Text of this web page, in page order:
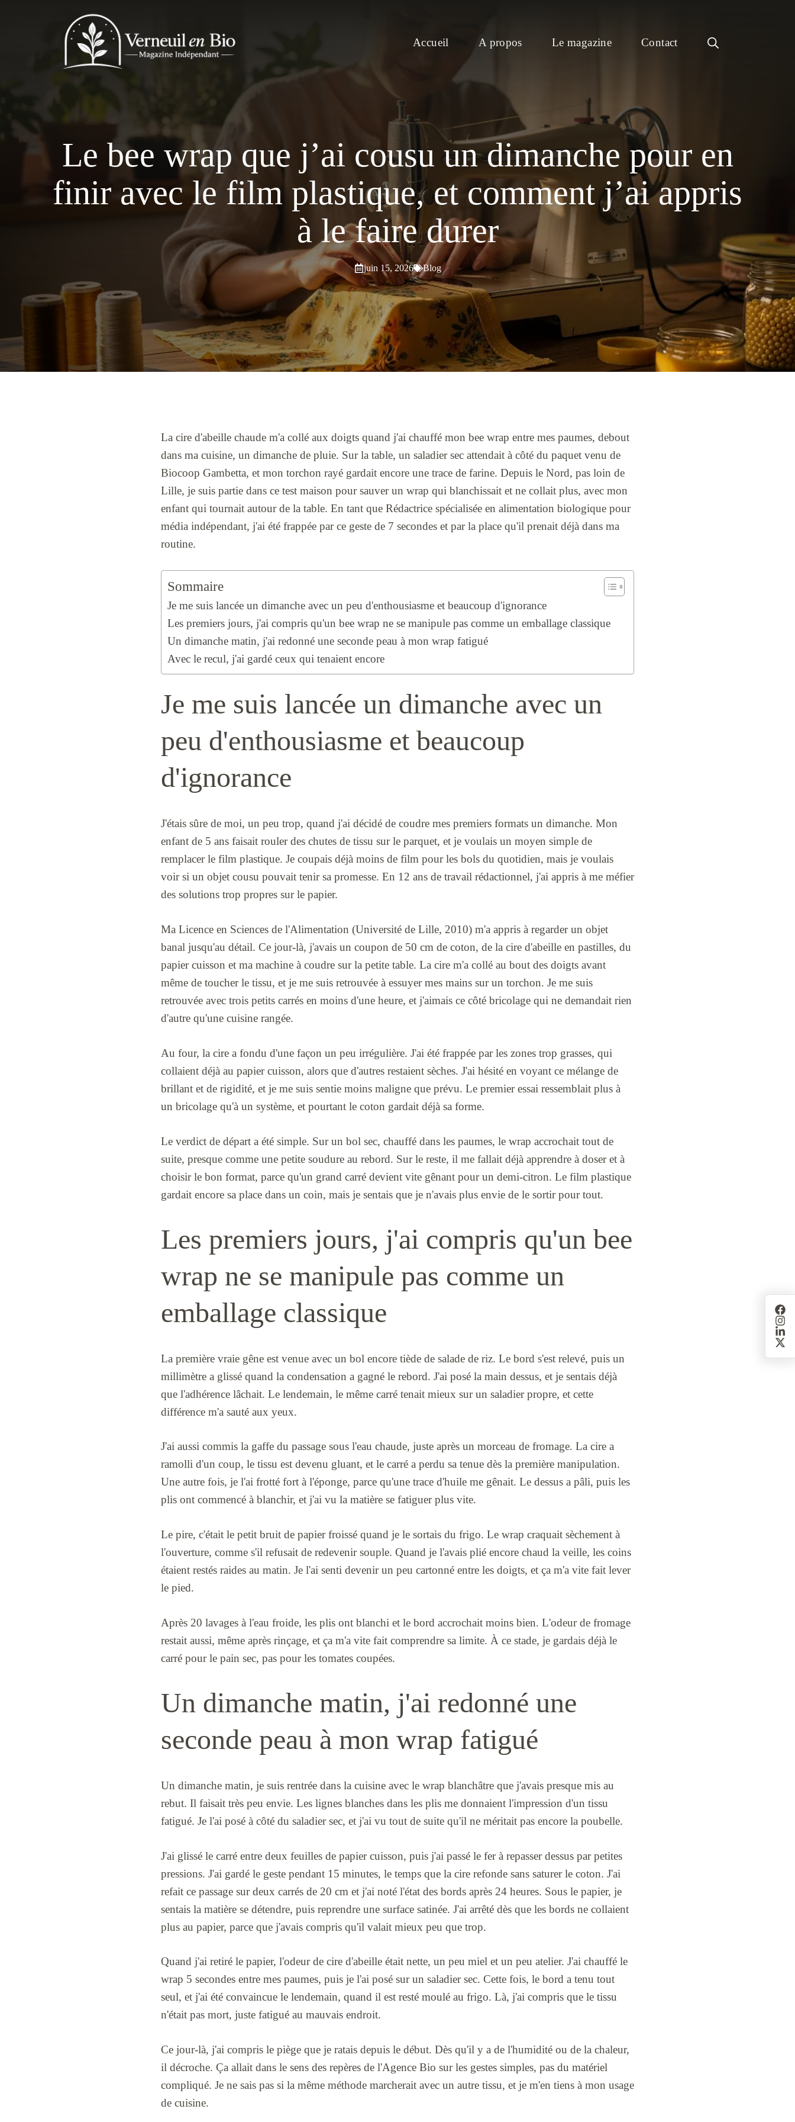
Accueil A propos Le magazine Contact
Le bee wrap que j’ai cousu un dimanche pour en
finir avec le film plastique, et comment j’ai appris
à le faire durer
juin 15, 2026 Blog
La cire d'abeille chaude m'a collé aux doigts quand j'ai chauffé mon bee wrap entre mes paumes, debout
dans ma cuisine, un dimanche de pluie. Sur la table, un saladier sec attendait à côté du paquet venu de
Biocoop Gambetta, et mon torchon rayé gardait encore une trace de farine. Depuis le Nord, pas loin de
Lille, je suis partie dans ce test maison pour sauver un wrap qui blanchissait et ne collait plus, avec mon
enfant qui tournait autour de la table. En tant que Rédactrice spécialisée en alimentation biologique pour
média indépendant, j'ai été frappée par ce geste de 7 secondes et par la place qu'il prenait déjà dans ma
routine.
Sommaire
Je me suis lancée un dimanche avec un peu d'enthousiasme et beaucoup d'ignorance
Les premiers jours, j'ai compris qu'un bee wrap ne se manipule pas comme un emballage classique
Un dimanche matin, j'ai redonné une seconde peau à mon wrap fatigué
Avec le recul, j'ai gardé ceux qui tenaient encore
Je me suis lancée un dimanche avec un
peu d'enthousiasme et beaucoup
d'ignorance
J'étais sûre de moi, un peu trop, quand j'ai décidé de coudre mes premiers formats un dimanche. Mon
enfant de 5 ans faisait rouler des chutes de tissu sur le parquet, et je voulais un moyen simple de
remplacer le film plastique. Je coupais déjà moins de film pour les bols du quotidien, mais je voulais
voir si un objet cousu pouvait tenir sa promesse. En 12 ans de travail rédactionnel, j'ai appris à me méfier
des solutions trop propres sur le papier.
Ma Licence en Sciences de l'Alimentation (Université de Lille, 2010) m'a appris à regarder un objet
banal jusqu'au détail. Ce jour-là, j'avais un coupon de 50 cm de coton, de la cire d'abeille en pastilles, du
papier cuisson et ma machine à coudre sur la petite table. La cire m'a collé au bout des doigts avant
même de toucher le tissu, et je me suis retrouvée à essuyer mes mains sur un torchon. Je me suis
retrouvée avec trois petits carrés en moins d'une heure, et j'aimais ce côté bricolage qui ne demandait rien
d'autre qu'une cuisine rangée.
Au four, la cire a fondu d'une façon un peu irrégulière. J'ai été frappée par les zones trop grasses, qui
collaient déjà au papier cuisson, alors que d'autres restaient sèches. J'ai hésité en voyant ce mélange de
brillant et de rigidité, et je me suis sentie moins maligne que prévu. Le premier essai ressemblait plus à
un bricolage qu'à un système, et pourtant le coton gardait déjà sa forme.
Le verdict de départ a été simple. Sur un bol sec, chauffé dans les paumes, le wrap accrochait tout de
suite, presque comme une petite soudure au rebord. Sur le reste, il me fallait déjà apprendre à doser et à
choisir le bon format, parce qu'un grand carré devient vite gênant pour un demi-citron. Le film plastique
gardait encore sa place dans un coin, mais je sentais que je n'avais plus envie de le sortir pour tout.
Les premiers jours, j'ai compris qu'un bee
wrap ne se manipule pas comme un
emballage classique
La première vraie gêne est venue avec un bol encore tiède de salade de riz. Le bord s'est relevé, puis un
millimètre a glissé quand la condensation a gagné le rebord. J'ai posé la main dessus, et je sentais déjà
que l'adhérence lâchait. Le lendemain, le même carré tenait mieux sur un saladier propre, et cette
différence m'a sauté aux yeux.
J'ai aussi commis la gaffe du passage sous l'eau chaude, juste après un morceau de fromage. La cire a
ramolli d'un coup, le tissu est devenu gluant, et le carré a perdu sa tenue dès la première manipulation.
Une autre fois, je l'ai frotté fort à l'éponge, parce qu'une trace d'huile me gênait. Le dessus a pâli, puis les
plis ont commencé à blanchir, et j'ai vu la matière se fatiguer plus vite.
Le pire, c'était le petit bruit de papier froissé quand je le sortais du frigo. Le wrap craquait sèchement à
l'ouverture, comme s'il refusait de redevenir souple. Quand je l'avais plié encore chaud la veille, les coins
étaient restés raides au matin. Je l'ai senti devenir un peu cartonné entre les doigts, et ça m'a vite fait lever
le pied.
Après 20 lavages à l'eau froide, les plis ont blanchi et le bord accrochait moins bien. L'odeur de fromage
restait aussi, même après rinçage, et ça m'a vite fait comprendre sa limite. À ce stade, je gardais déjà le
carré pour le pain sec, pas pour les tomates coupées.
Un dimanche matin, j'ai redonné une
seconde peau à mon wrap fatigué
Un dimanche matin, je suis rentrée dans la cuisine avec le wrap blanchâtre que j'avais presque mis au
rebut. Il faisait très peu envie. Les lignes blanches dans les plis me donnaient l'impression d'un tissu
fatigué. Je l'ai posé à côté du saladier sec, et j'ai vu tout de suite qu'il ne méritait pas encore la poubelle.
J'ai glissé le carré entre deux feuilles de papier cuisson, puis j'ai passé le fer à repasser dessus par petites
pressions. J'ai gardé le geste pendant 15 minutes, le temps que la cire refonde sans saturer le coton. J'ai
refait ce passage sur deux carrés de 20 cm et j'ai noté l'état des bords après 24 heures. Sous le papier, je
sentais la matière se détendre, puis reprendre une surface satinée. J'ai arrêté dès que les bords ne collaient
plus au papier, parce que j'avais compris qu'il valait mieux peu que trop.
Quand j'ai retiré le papier, l'odeur de cire d'abeille était nette, un peu miel et un peu atelier. J'ai chauffé le
wrap 5 secondes entre mes paumes, puis je l'ai posé sur un saladier sec. Cette fois, le bord a tenu tout
seul, et j'ai été convaincue le lendemain, quand il est resté moulé au frigo. Là, j'ai compris que le tissu
n'était pas mort, juste fatigué au mauvais endroit.
Ce jour-là, j'ai compris le piège que je ratais depuis le début. Dès qu'il y a de l'humidité ou de la chaleur,
il décroche. Ça allait dans le sens des repères de l'Agence Bio sur les gestes simples, pas du matériel
compliqué. Je ne sais pas si la même méthode marcherait avec un autre tissu, et je m'en tiens à mon usage
de cuisine.